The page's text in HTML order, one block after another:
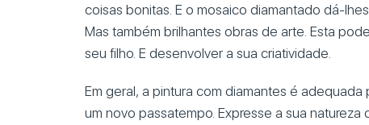
coisas bonitas. E o mosaico diamantado dá-
Mas também brilhantes obras de arte. Esta
seu filho. E desenvolver a sua criatividade.
Em geral, a pintura com diamantes é
um novo passatempo. Expresse a sua